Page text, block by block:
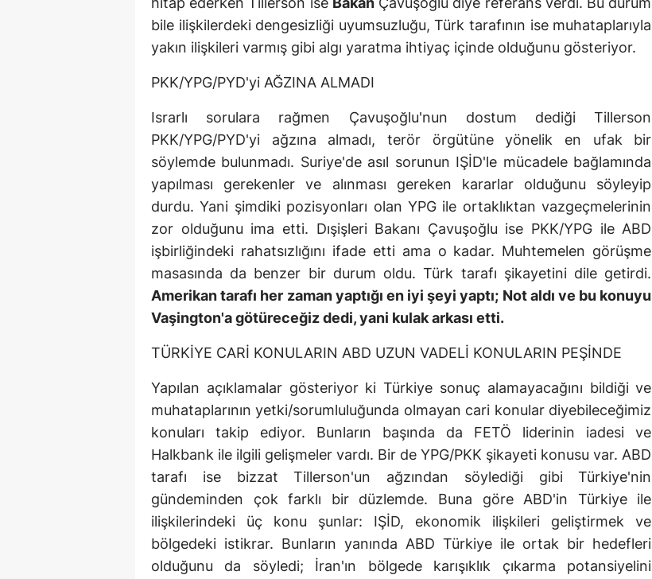
bile ilişkilerdeki dengesizliği uyumsuzluğu, Türk tarafının ise muhataplarıyla
yakın ilişkileri varmış gibi algı yaratma ihtiyaç içinde olduğunu gösteriyor.
PKK/YPG/PYD'yi AĞZINA ALMADI
Israrlı sorulara rağmen Çavuşoğlu'nun dostum dediği Tillerson
PKK/YPG/PYD'yi ağzına almadı, terör örgütüne yönelik en ufak bir
söylemde bulunmadı. Suriye'de asıl sorunun IŞİD'le mücadele bağlamında
yapılması gerekenler ve alınması gereken kararlar olduğunu söyleyip
durdu. Yani şimdiki pozisyonları olan YPG ile ortaklıktan vazgeçmelerinin
zor olduğunu ima etti. Dışişleri Bakanı Çavuşoğlu ise PKK/YPG ile ABD
işbirliğindeki rahatsızlığını ifade etti ama o kadar. Muhtemelen görüşme
masasında da benzer bir durum oldu. Türk tarafı şikayetini dile getirdi.
Amerikan tarafı her zaman yaptığı en iyi şeyi yaptı; Not aldı ve bu konuyu
Vaşington'a götüreceğiz dedi, yani kulak arkası etti.
TÜRKİYE CARİ KONULARIN ABD UZUN VADELİ KONULARIN PEŞİNDE
Yapılan açıklamalar gösteriyor ki Türkiye sonuç alamayacağını bildiği ve
muhataplarının yetki/sorumluluğunda olmayan cari konular diyebileceğimiz
konuları takip ediyor. Bunların başında da FETÖ liderinin iadesi ve
Halkbank ile ilgili gelişmeler vardı. Bir de YPG/PKK şikayeti konusu var. ABD
tarafı ise bizzat Tillerson'un ağzından söylediği gibi Türkiye'nin
gündeminden çok farklı bir düzlemde. Buna göre ABD'in Türkiye ile
ilişkilerindeki üç konu şunlar: IŞİD, ekonomik ilişkileri geliştirmek ve
bölgedeki istikrar. Bunların yanında ABD Türkiye ile ortak bir hedefleri
olduğunu da söyledi; İran'ın bölgede karışıklık çıkarma potansiyelini